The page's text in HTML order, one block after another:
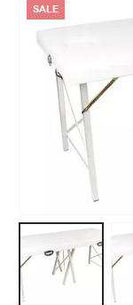
SALE